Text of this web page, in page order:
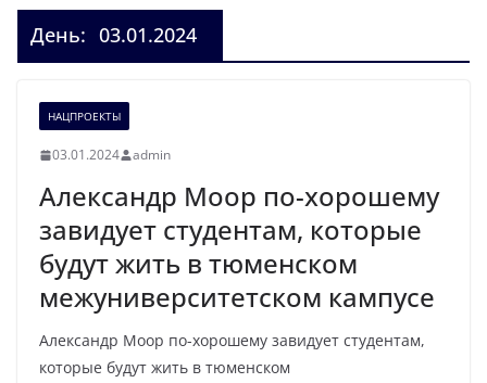
День: 03.01.2024
НАЦПРОЕКТЫ
03.01.2024 admin
Александр Моор по-хорошему
завидует студентам, которые
будут жить в тюменском
межуниверситетском кампусе
Александр Моор по-хорошему завидует студентам,
которые будут жить в тюменском